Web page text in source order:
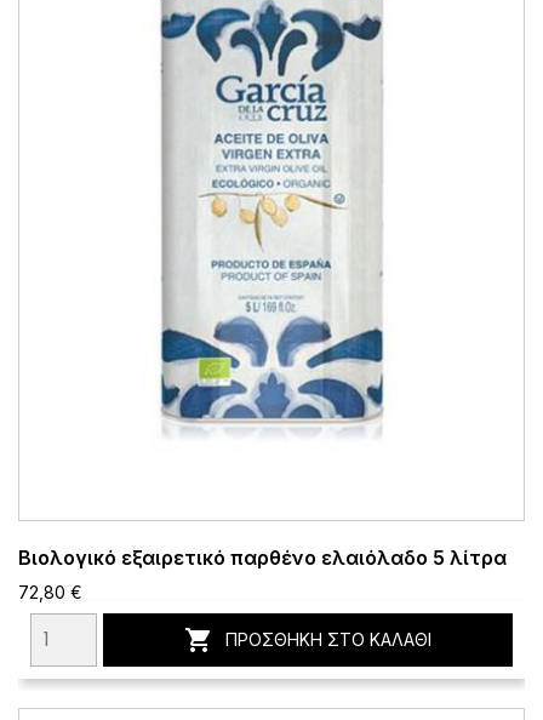
Βιολογικό εξαιρετικό παρθένο ελαιόλαδο 5 λίτρα
72,80 €
 ΠΡΟΣΘΉΚΗ ΣΤΟ ΚΑΛΆΘΙ